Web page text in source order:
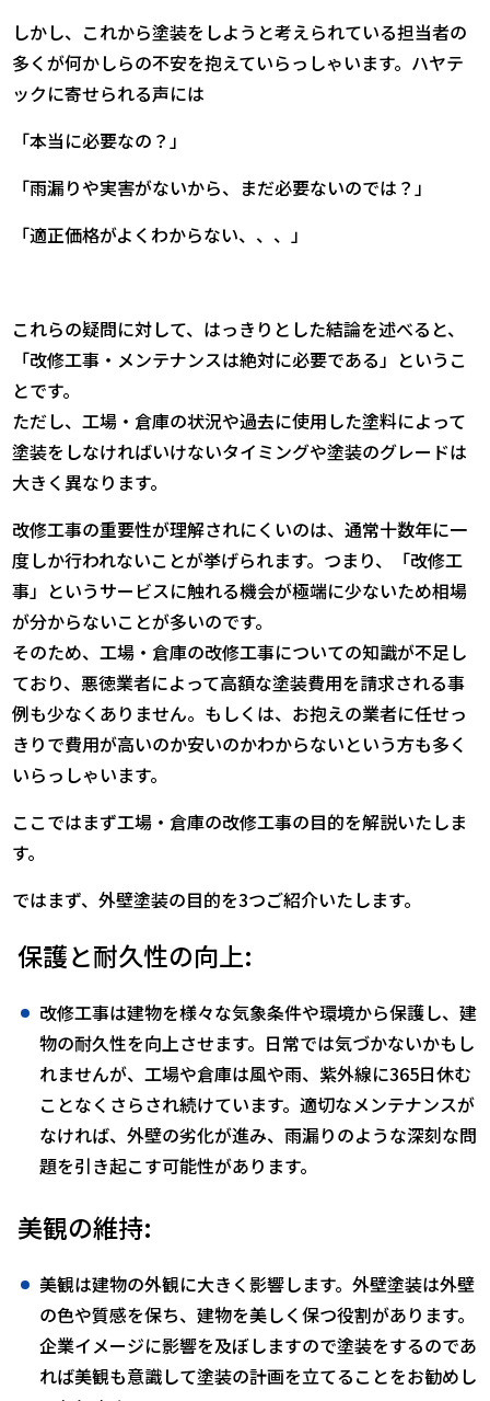
しかし、これから塗装をしようと考えられている担当者の
多くが何かしらの不安を抱えていらっしゃいます。ハヤテ
ックに寄せられる声には
「本当に必要なの？」
「雨漏りや実害がないから、まだ必要ないのでは？」
「適正価格がよくわからない、、、」
これらの疑問に対して、はっきりとした結論を述べると、
「改修工事・メンテナンスは絶対に必要である」というこ
とです。
ただし、工場・倉庫の状況や過去に使用した塗料によって
塗装をしなければいけないタイミングや塗装のグレードは
大きく異なります。
改修工事の重要性が理解されにくいのは、通常十数年に一
度しか行われないことが挙げられます。つまり、「改修工
事」というサービスに触れる機会が極端に少ないため相場
が分からないことが多いのです。
そのため、工場・倉庫の改修工事についての知識が不足し
ており、悪徳業者によって高額な塗装費用を請求される事
例も少なくありません。もしくは、お抱えの業者に任せっ
きりで費用が高いのか安いのかわからないという方も多く
いらっしゃいます。
ここではまず工場・倉庫の改修工事の目的を解説いたしま
す。
ではまず、外壁塗装の目的を3つご紹介いたします。
保護と耐久性の向上:
改修工事は建物を様々な気象条件や環境から保護し、建
物の耐久性を向上させます。日常では気づかないかもし
れませんが、工場や倉庫は風や雨、紫外線に365日休む
ことなくさらされ続けています。適切なメンテナンスが
なければ、外壁の劣化が進み、雨漏りのような深刻な問
題を引き起こす可能性があります。
美観の維持:
美観は建物の外観に大きく影響します。外壁塗装は外壁
の色や質感を保ち、建物を美しく保つ役割があります。
企業イメージに影響を及ぼしますので塗装をするのであ
れば美観も意識して塗装の計画を立てることをお勧めし